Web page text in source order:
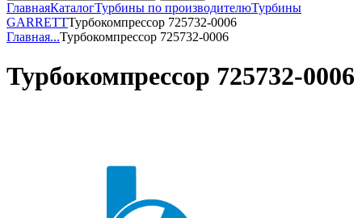
ГлавнаяКаталогТурбины по производителюТурбины
GARRETTТурбокомпрессор 725732-0006
Главная...Турбокомпрессор 725732-0006
Турбокомпрессор 725732-0006